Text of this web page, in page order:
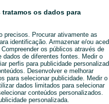
Enviar mensagem
os dados para
precisos. Procurar ativamente as
identificação. Armazenar e/ou
os públicos através de
de diferentes fontes. Medir o
perfis para publicidade
Desenvolver e melhorar
para selecionar publicidade. Medir o
dados limitados para selecionar
conteúdos personalizados.
personalizada.